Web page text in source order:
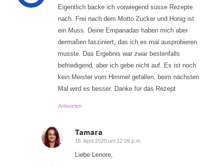
Eigentlich backe ich vorwiegend süsse Rezepte
nach. Frei nach dem Motto Zucker und Honig ist
ein Muss. Deine Empanadas haben mich aber
dermaßen fasziniert, das ich es mal ausprobieren
musste. Das Ergebnis war zwar bestenfalls
befriedigend, aber ich gebe nicht auf. Es ist noch
kein Meister vom Himmel gefallen, beim nächsten
Mal wird es besser. Danke für das Rezept
Antworten
Tamara
sagte:
16. April 2020 um 12:09 p.m.
Liebe Lenore,